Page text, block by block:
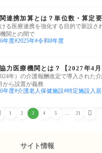
連携加算とは？単位数・算定
る医療連携を強化する目的で新設
関との間で
年度 2025年 令和8年度
力医療機関とは？【2027年4月
年）の介護報酬改定で導入された
から設置が義務
年度 介護老人保健施設 特定施設入
1 2 3 4 5 … 21 
サイト情報